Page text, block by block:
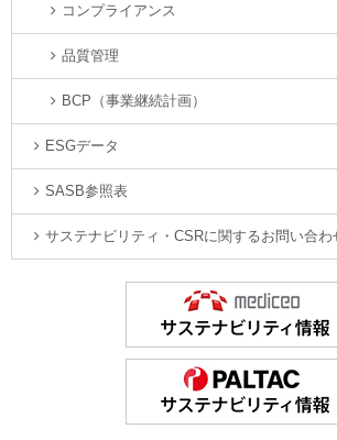
コンプライアンス
品質管理
BCP（事業継続計画）
ESGデータ
SASB参照表
サステナビリティ・CSRに関するお問い合わ